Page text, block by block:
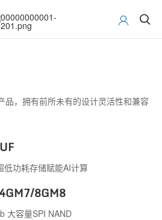
磅亮相
品，拥有前所未有的设计灵活性和兼容
低功耗存储赋能AI计算
8GM8
大容量SPI NAND